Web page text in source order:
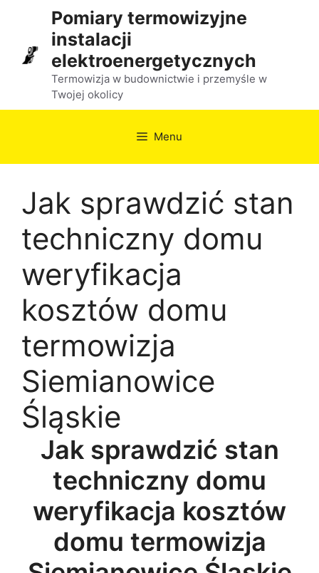
treści
Pomiary termowizyjne
instalacji
elektroenergetycznych
Termowizja w budownictwie i przemyśle w
Twojej okolicy
Menu
Jak sprawdzić stan
techniczny domu
weryfikacja
kosztów domu
termowizja
Siemianowice
Śląskie
Jak sprawdzić stan
techniczny domu
weryfikacja kosztów
domu termowizja